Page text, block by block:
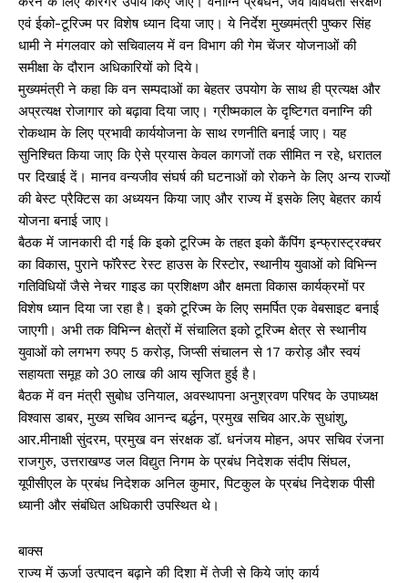
एवं ईको-टूरिज्म पर विशेष ध्यान दिया जाए। ये निर्देश मुख्यमंत्री पुष्कर सिंह
धामी ने मंगलवार को सचिवालय में वन विभाग की गेम चेंजर योजनाओं की
समीक्षा के दौरान अधिकारियों को दिये।
मुख्यमंत्री ने कहा कि वन सम्पदाओं का बेहतर उपयोग के साथ ही प्रत्यक्ष और
अप्रत्यक्ष रोजागार को बढ़ावा दिया जाए। ग्रीष्मकाल के दृष्टिगत वनाग्नि की
रोकथाम के लिए प्रभावी कार्ययोजना के साथ रणनीति बनाई जाए। यह
सुनिश्चित किया जाए कि ऐसे प्रयास केवल कागजों तक सीमित न रहे, धरातल
पर दिखाई दें। मानव वन्यजीव संघर्ष की घटनाओं को रोकने के लिए अन्य राज्यों
की बेस्ट प्रैक्टिस का अध्ययन किया जाए और राज्य में इसके लिए बेहतर कार्य
योजना बनाई जाए।
बैठक में जानकारी दी गई कि इको टूरिज्म के तहत इको कैंपिंग इन्फ्रास्ट्रक्चर
का विकास, पुराने फॉरेस्ट रेस्ट हाउस के रिस्टोर, स्थानीय युवाओं को विभिन्न
गतिविधियों जैसे नेचर गाइड का प्रशिक्षण और क्षमता विकास कार्यक्रमों पर
विशेष ध्यान दिया जा रहा है। इको टूरिज्म के लिए समर्पित एक वेबसाइट बनाई
जाएगी। अभी तक विभिन्न क्षेत्रों में संचालित इको टूरिज्म क्षेत्र से स्थानीय
युवाओं को लगभग रुपए 5 करोड़, जिप्सी संचालन से 17 करोड़ और स्वयं
सहायता समूह को 30 लाख की आय सृजित हुई है।
बैठक में वन मंत्री सुबोध उनियाल, अवस्थापना अनुश्रवण परिषद के उपाध्यक्ष
विश्वास डाबर, मुख्य सचिव आनन्द बर्द्धन, प्रमुख सचिव आर.के सुधांशु,
आर.मीनाक्षी सुंदरम, प्रमुख वन संरक्षक डॉ. धनंजय मोहन, अपर सचिव रंजना
राजगुरु, उत्तराखण्ड जल विद्युत निगम के प्रबंध निदेशक संदीप सिंघल,
यूपीसीएल के प्रबंध निदेशक अनिल कुमार, पिटकुल के प्रबंध निदेशक पीसी
ध्यानी और संबंधित अधिकारी उपस्थित थे।
बाक्स
राज्य में ऊर्जा उत्पादन बढ़ाने की दिशा में तेजी से किये जांए कार्य